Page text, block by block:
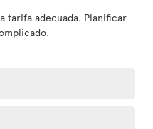
tarifa adecuada. Planificar